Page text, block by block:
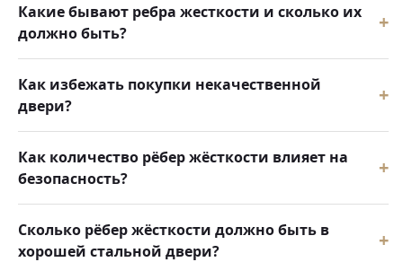
Какие бывают ребра жесткости и сколько их
должно быть?
Как избежать покупки некачественной
двери?
Как количество рёбер жёсткости влияет на
безопасность?
Сколько рёбер жёсткости должно быть в
хорошей стальной двери?